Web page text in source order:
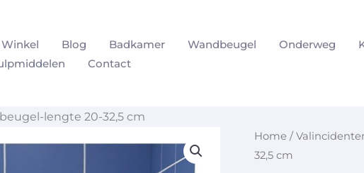
Winkel Blog Badkamer Wandbeugel Onderweg
Contact
lengte 20-32,5 cm
Home /
32,5 cm